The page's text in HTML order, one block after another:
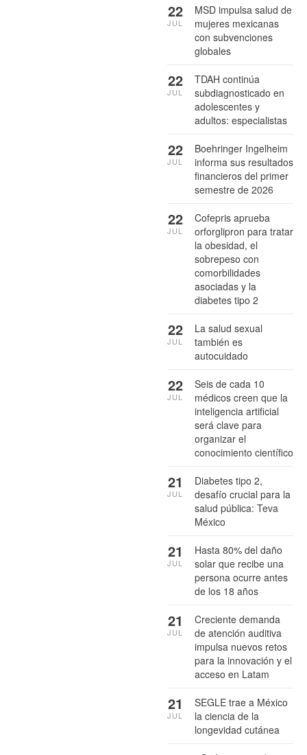
MSD impulsa salud de
mujeres mexicanas
con subvenciones
globales
22
JUL
TDAH continúa
subdiagnosticado en
adolescentes y
adultos: especialistas
22
JUL
Boehringer Ingelheim
informa sus resultados
financieros del primer
semestre de 2026
22
JUL
Cofepris aprueba
orforglipron para tratar
la obesidad, el
sobrepeso con
comorbilidades
asociadas y la
diabetes tipo 2
22
JUL
La salud sexual
también es
autocuidado
22
JUL
Seis de cada 10
médicos creen que la
inteligencia artificial
será clave para
organizar el
conocimiento científico
22
JUL
Diabetes tipo 2,
desafío crucial para la
salud pública: Teva
México
21
JUL
Hasta 80% del daño
solar que recibe una
persona ocurre antes
de los 18 años
21
JUL
Creciente demanda
de atención auditiva
impulsa nuevos retos
para la innovación y el
acceso en Latam
21
JUL
SEGLE trae a México
la ciencia de la
longevidad cutánea
21
JUL